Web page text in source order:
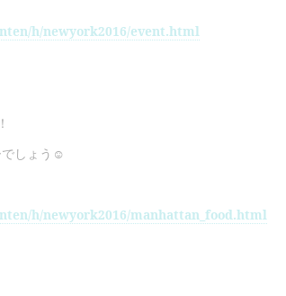
h/newyork2016/event.html
しょう☺
h/newyork2016/manhattan_food.html